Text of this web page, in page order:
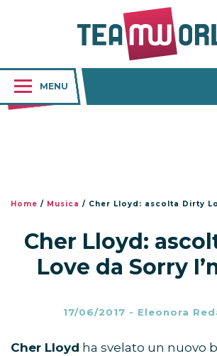
MENU
Home / Musica / Cher Lloyd: ascolta Dirty
Cher Lloyd:
Love da Sorry
17/06/2017 - Eleonora
Cher Lloyd ha svelato un nuovo